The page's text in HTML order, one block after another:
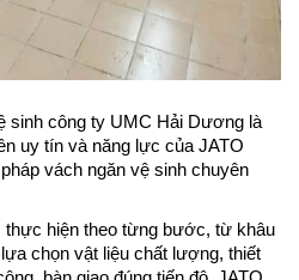
sinh công ty UMC Hải Dương là
uy tín và năng lực của JATO
vách ngăn vệ sinh chuyên
hiện theo từng bước, từ khâu
chọn vật liệu chất lượng, thiết